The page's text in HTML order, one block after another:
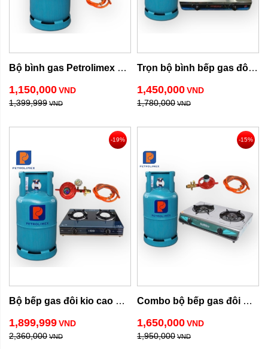
Bộ bình gas Petrolimex
1,150,000 VND
1,399,999 VND
Trọn bộ bình bếp gas đôi
1,450,000 VND
1,780,000 VND
-19%
Bộ bếp gas đôi kio cao
1,899,999 VND
2,360,000 VND
-15%
Combo bộ bếp gas đôi
1,650,000 VND
1,950,000 VND